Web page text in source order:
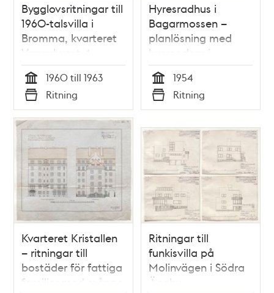
Bygglovsritningar till
1960-talsvilla i
Bromma, kvarteret
Vapenhuset 4
Tid
1960 till 1963
Typ
Ritning
Hyresradhus i
Bagarmossen –
planlösning med
husmodern i
centrum
Tid
1954
Typ
Ritning
Kvarteret Kristallen
– ritningar till
bostäder för fattiga
familjer med många
Ritningar till
funkisvilla på
Molinvägen i Södra
Ängby